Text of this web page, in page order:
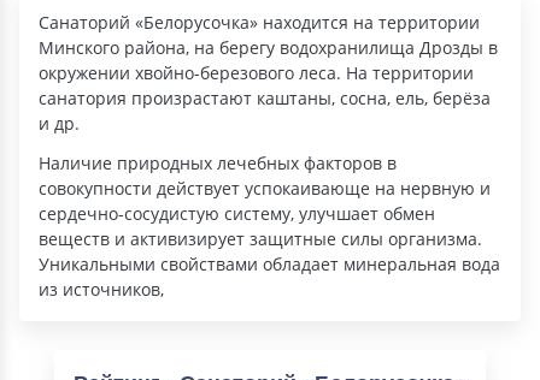
Санаторий «Белорусочка» находится на территории
Минского района, на берегу водохранилища Дрозды в
окружении хвойно-березового леса. На территории
санатория произрастают каштаны, сосна, ель, берёза
и др.
Наличие природных лечебных факторов в
совокупности действует успокаивающе на нервную и
сердечно-сосудистую систему, улучшает обмен
веществ и активизирует защитные силы организма.
Уникальными свойствами обладает минеральная вода
из источников,